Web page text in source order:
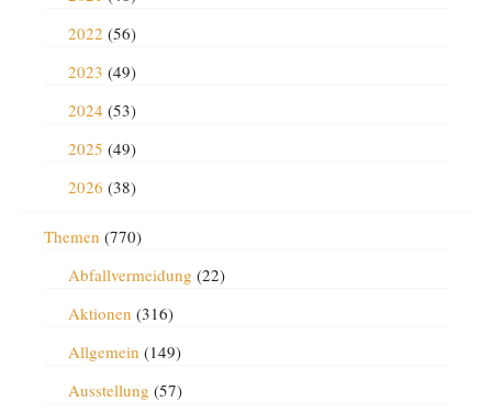
2022 (56)
2023 (49)
2024 (53)
2025 (49)
2026 (38)
Themen (770)
Abfallvermeidung (22)
Aktionen (316)
Allgemein (149)
Ausstellung (57)